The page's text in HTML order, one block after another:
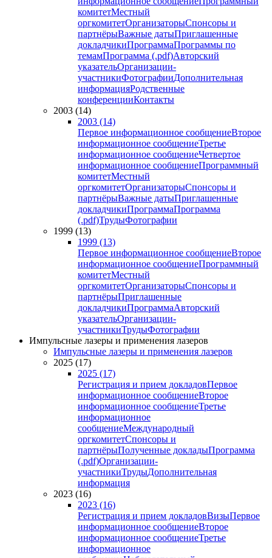
комитетМестный
оргкомитетОрганизаторыСпонсоры и
партнёрыВажные датыПриглашенные
докладчикиПрограммаПрограммы по
темамПрограмма (.pdf)Авторский
указательОрганизации-
участникиФотографииДополнительная
информацияРодственные
конференцииКонтакты
2003 (14)
2003 (14)
Первое информационное сообщениеВторое
информационное сообщениеТретье
информационное сообщениеЧетвертое
информационное сообщениеПрограммный
комитетМестный
оргкомитетОрганизаторыСпонсоры и
партнёрыВажные датыПриглашенные
докладчикиПрограммаПрограмма
(.pdf)ТрудыФотографии
1999 (13)
1999 (13)
Первое информационное сообщениеВторое
информационное сообщениеПрограммный
комитетМестный
оргкомитетОрганизаторыСпонсоры и
партнёрыПриглашенные
докладчикиПрограммаАвторский
указательОрганизации-
участникиТрудыФотографии
Импульсные лазеры и применения лазеров
Импульсные лазеры и применения лазеров
2025 (17)
2025 (17)
Регистрация и прием докладовПервое
информационное сообщениеВторое
информационное сообщениеТретье
информационное
сообщениеМеждународный
оргкомитетСпонсоры и
партнёрыПолученные докладыПрограмма
(.pdf)Организации-
участникиТрудыДополнительная
информация
2023 (16)
2023 (16)
Регистрация и прием докладовВизыПервое
информационное сообщениеВторое
информационное сообщениеТретье
информационное